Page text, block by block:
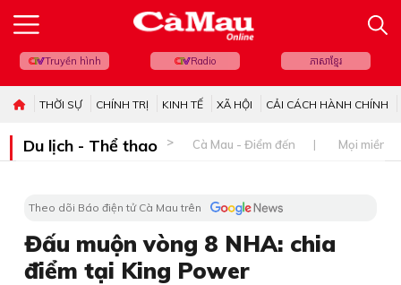
Truyền hình Radio ភាសាខ្មែរ
THỜI SỰ CHÍNH TRỊ KINH TẾ XÃ HỘI CẢI CÁCH HÀNH CHÍNH
Du lịch - Thể thao Cà Mau - Điểm đến Mọi miền
Theo dõi Báo điện tử Cà Mau trên
Đấu muộn vòng 8 NHA: chia
điểm tại King Power